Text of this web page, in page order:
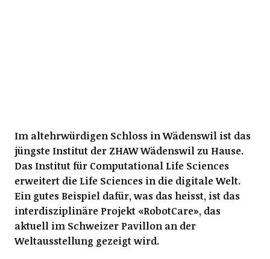
Im altehrwürdigen Schloss in Wädenswil ist das
jüngste Institut der ZHAW Wädenswil zu Hause.
Das Institut für Computational Life Sciences
erweitert die Life Sciences in die digitale Welt.
Ein gutes Beispiel dafür, was das heisst, ist das
interdisziplinäre Projekt «RobotCare», das
aktuell im Schweizer Pavillon an der
Weltausstellung gezeigt wird.